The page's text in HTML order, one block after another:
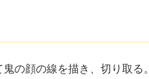
の顔の線を描き、切り取る。